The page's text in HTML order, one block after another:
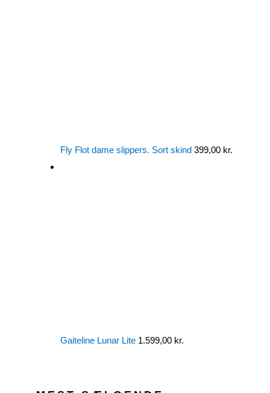
Fly Flot dame slippers. Sort skind 399,00 kr.
Gaiteline Lunar Lite 1.599,00 kr.